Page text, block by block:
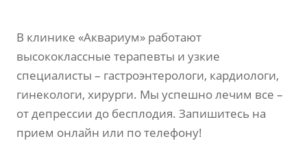
В клинике «Аквариум» работают
высококлассные терапевты и узкие
специалисты – гастроэнтерологи, кардиологи,
гинекологи, хирурги. Мы успешно лечим все –
от депрессии до бесплодия. Запишитесь на
прием онлайн или по телефону!